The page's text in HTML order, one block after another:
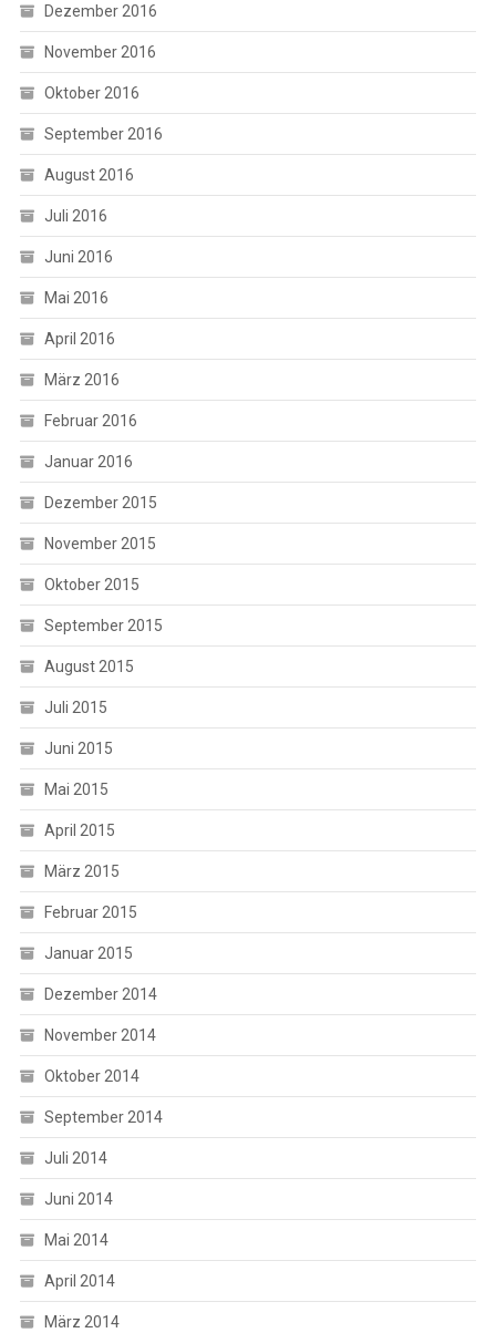
Dezember 2016
November 2016
Oktober 2016
September 2016
August 2016
Juli 2016
Juni 2016
Mai 2016
April 2016
März 2016
Februar 2016
Januar 2016
Dezember 2015
November 2015
Oktober 2015
September 2015
August 2015
Juli 2015
Juni 2015
Mai 2015
April 2015
März 2015
Februar 2015
Januar 2015
Dezember 2014
November 2014
Oktober 2014
September 2014
Juli 2014
Juni 2014
Mai 2014
April 2014
März 2014